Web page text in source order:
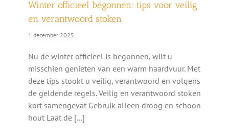
Winter officieel begonnen: tips voor veilig
en verantwoord stoken
1 december 2025
Nu de winter officieel is begonnen, wilt u
misschien genieten van een warm haardvuur. Met
deze tips stookt u veilig, verantwoord en volgens
de geldende regels. Veilig en verantwoord stoken
kort samengevat Gebruik alleen droog en schoon
hout Laat de [...]